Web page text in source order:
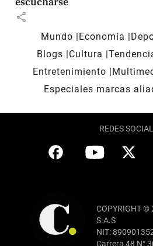
share
Mundo Economía
Blogs
Cultura
Entretenimiento
Especiales marcas
REDES
COPYRIGHT ©
S.A.S
NIT:
Carrera 48 N°